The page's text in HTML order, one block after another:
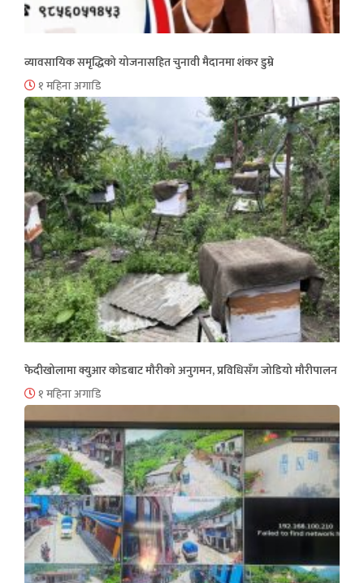
व्यावसायिक समृद्धिको योजनासहित चुनावी मैदानमा शंकर डुम्रे
१ महिना अगाडि
फेदीखोलामा क्युआर कोडबाट मौरीको अनुगमन, प्रविधिसँग जोडियो मौरीपालन
१ महिना अगाडि